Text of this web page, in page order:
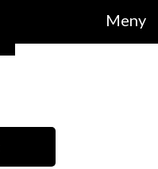
Meny